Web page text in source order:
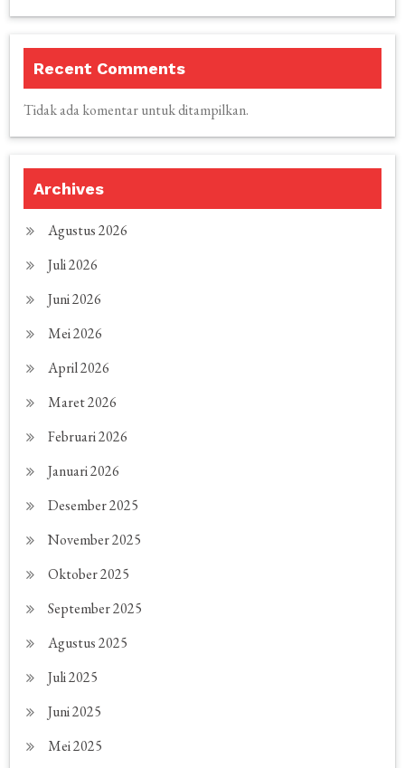
Recent Comments
Tidak ada komentar untuk ditampilkan.
Archives
Agustus 2026
Juli 2026
Juni 2026
Mei 2026
April 2026
Maret 2026
Februari 2026
Januari 2026
Desember 2025
November 2025
Oktober 2025
September 2025
Agustus 2025
Juli 2025
Juni 2025
Mei 2025